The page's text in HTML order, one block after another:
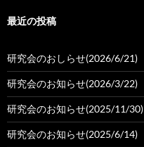
最近の投稿
研究会のおしらせ(2026/6/21)
研究会のお知らせ(2026/3/22)
研究会のお知らせ(2025/11/30)
研究会のお知らせ(2025/6/14)